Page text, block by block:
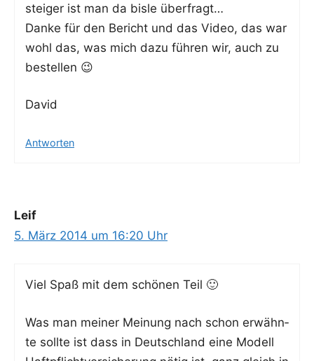
stei­ger ist man da bis­le überfragt…
Dan­ke für den Bericht und das Video, das war
wohl das, was mich dazu füh­ren wir, auch zu
bestellen 😉
David
Antworten
Leif
5. März 2014 um 16:20 Uhr
Viel Spaß mit dem schö­nen Teil 🙂
Was man mei­ner Mei­nung nach schon erwähn­
te soll­te ist dass in Deutsch­land eine Modell